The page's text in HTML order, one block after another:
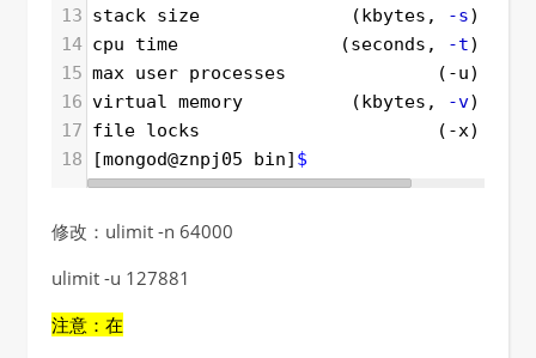
13 stack size              (kbytes, -s)
14 cpu time               (seconds, -t)
15 max user processes              (-u)
16 virtual memory          (kbytes, -v)
17 file locks                      (-x)
18
[mongod@znpj05 bin] $
修改：ulimit -n 64000
ulimit -u 127881
注意：在